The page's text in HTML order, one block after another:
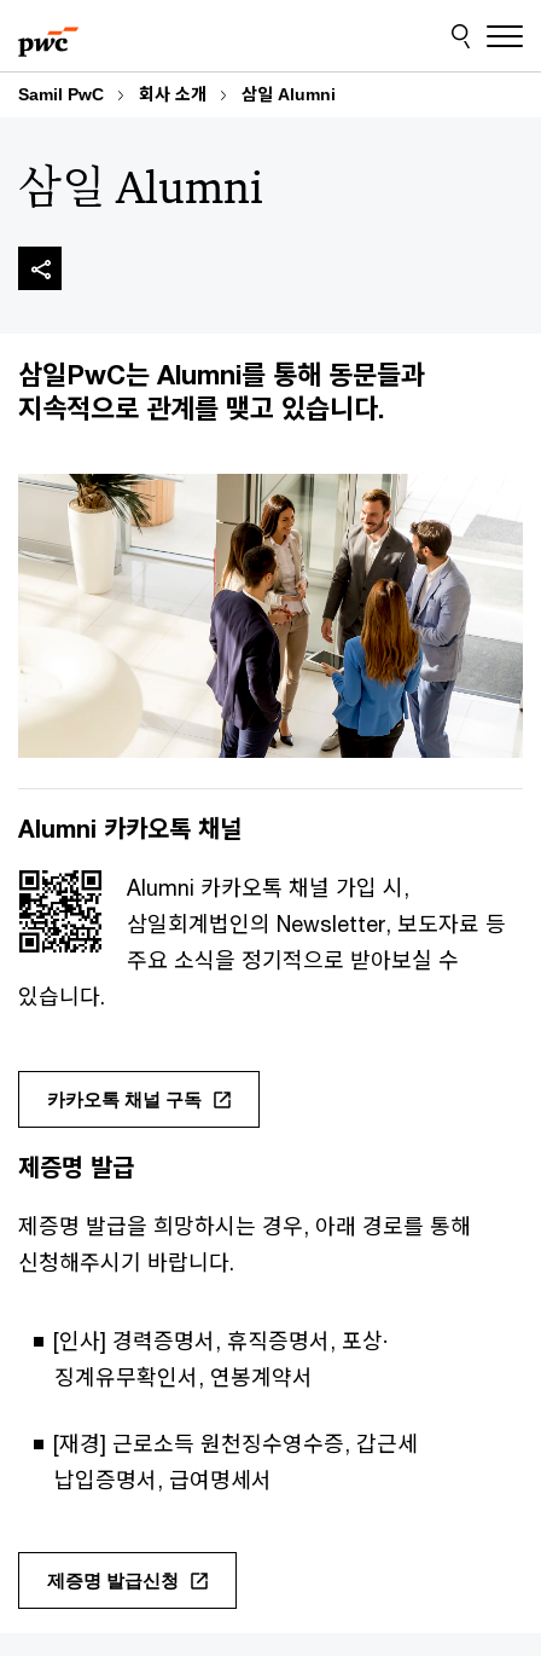
to
content
to
footer
Samil PwC 회사 소개 삼일 Alumni
삼일 Alumni
삼일PwC는 Alumni를 통해 동문들과
지속적으로 관계를 맺고 있습니다.
Alumni 카카오톡 채널
Alumni 카카오톡 채널 가입 시,
삼일회계법인의 Newsletter, 보도자료 등
주요 소식을 정기적으로 받아보실 수
있습니다.
카카오톡 채널 구독
제증명 발급
제증명 발급을 희망하시는 경우, 아래 경로를 통해
신청해주시기 바랍니다.
[인사] 경력증명서, 휴직증명서, 포상·
징계유무확인서, 연봉계약서
[재경] 근로소득 원천징수영수증, 갑근세
납입증명서, 급여명세서
제증명 발급신청